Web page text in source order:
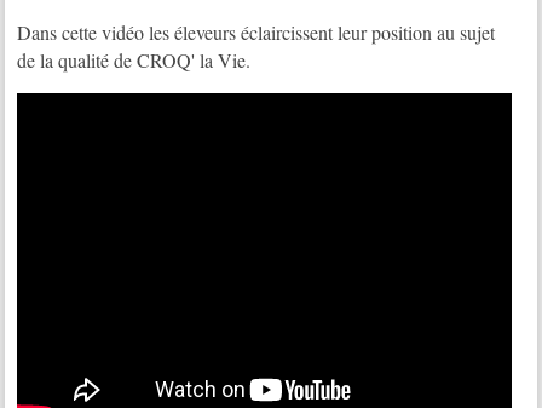
Dans cette vidéo les éleveurs éclaircissent leur position au sujet
de la qualité de CROQ' la Vie.